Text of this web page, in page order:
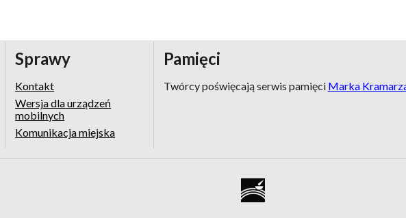
Sprawy
Kontakt
Wersja dla urządzeń
mobilnych
Komunikacja miejska
Pamięci
Twórcy poświęcają serwis pamięci Marka